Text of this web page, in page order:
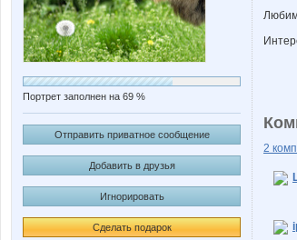
Портрет заполнен на 69 %
Отправить приватное сообщение
Добавить в друзья
Игнорировать
Сделать подарок
2